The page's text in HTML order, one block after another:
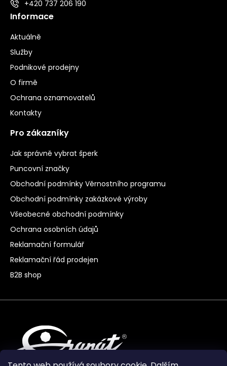
+420 737 206 190
Informace
Aktuálně
Služby
Podnikové prodejny
O firmě
Ochrana oznamovatelů
Kontakty
Pro zákazníky
Jak správně vybrat šperk
Puncovní značky
Obchodní podmínky Věrnostního programu
Obchodní podmínky zakázkové výroby
Všeobecné obchodní podmínky
Ochrana osobních údajů
Reklamační formulář
Reklamační řád prodejen
B2B shop